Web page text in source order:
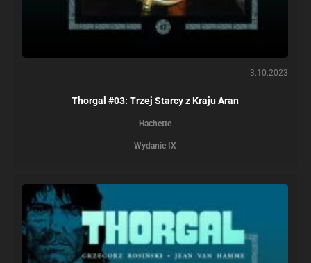
3.10.2023
Thorgal #03: Trzej Starcy z Kraju Aran
Hachette
Wydanie IX